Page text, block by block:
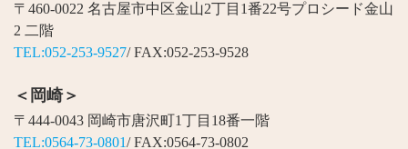
〒460-0022 名古屋市中区金山2丁目1番22号プロシード金山
2 二階
TEL:052-253-9527/ FAX:052-253-9528
＜岡崎＞
〒444-0043 岡崎市唐沢町1丁目18番一階
TEL:0564-73-0801/ FAX:0564-73-0802